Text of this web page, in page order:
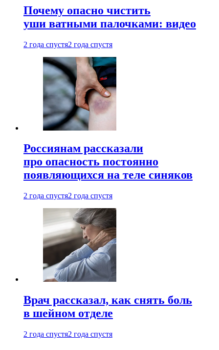
Почему опасно чистить
уши ватными палочками: видео
2 года спустя2 года спустя
Россиянам рассказали
про опасность постоянно
появляющихся на теле синяков
2 года спустя2 года спустя
Врач рассказал, как снять боль
в шейном отделе
2 года спустя2 года спустя